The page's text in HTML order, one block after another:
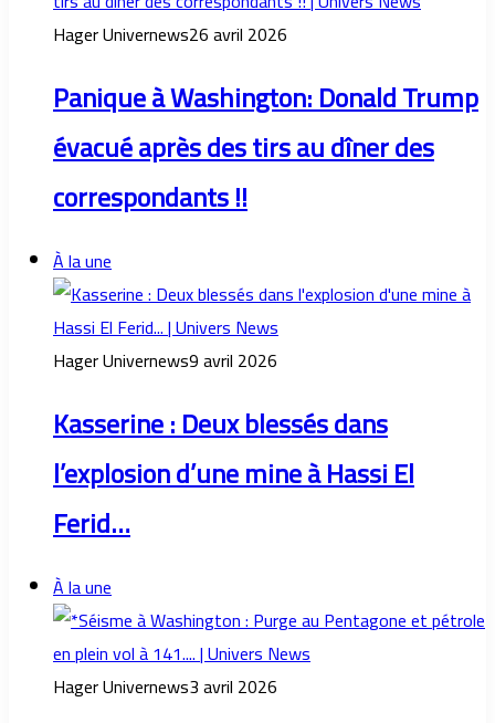
Hager Univernews26 avril 2026
Panique à Washington: Donald Trump
évacué après des tirs au dîner des
correspondants !!
À la une
Hager Univernews9 avril 2026
Kasserine : Deux blessés dans
l’explosion d’une mine à Hassi El
Ferid…
À la une
Hager Univernews3 avril 2026